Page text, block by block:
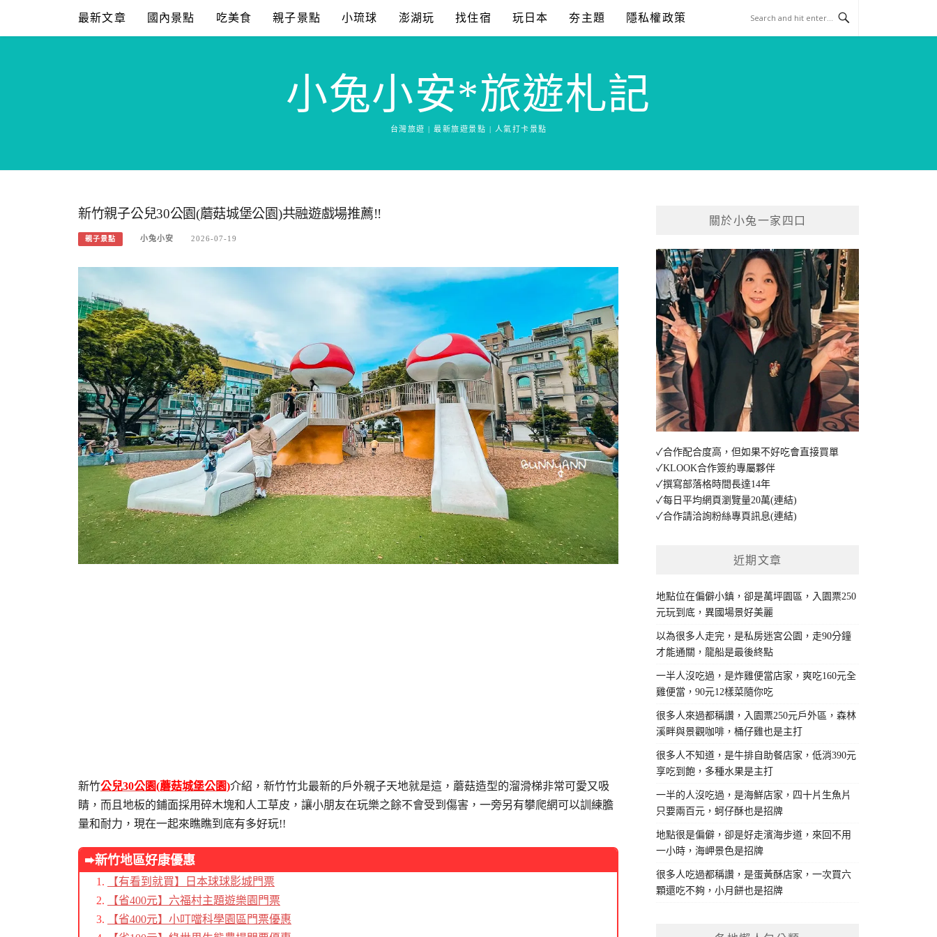
content
最新文章 國內景點 吃美食 親子景點 小琉球 澎湖玩 找住宿 玩日本 夯主題 隱私權政策
小兔小安*旅遊札記
台灣旅遊 | 最新旅遊景點 | 人氣打卡景點
新竹親子公兒30公園(蘑菇城堡公園)共融遊戲場推薦!!
親子景點 小兔小安 2026-07-19
新竹公兒30公園(蘑菇城堡公園)介紹，新竹竹北最新的戶外親子天地就是這，蘑菇造型的溜滑梯非常可愛又吸
睛，而且地板的鋪面採用碎木塊和人工草皮，讓小朋友在玩樂之餘不會受到傷害，一旁另有攀爬網可以訓練膽
量和耐力，現在一起來瞧瞧到底有多好玩!!
➨新竹地區好康優惠
【有看到就買】日本球球影城門票
【省400元】六福村主題遊樂園門票
【省400元】小叮噹科學園區門票優惠
關於小兔一家四口
✓合作配合度高，但如果不好吃會直接買單
✓KLOOK合作簽約專屬夥伴
✓撰寫部落格時間長達14年
✓每日平均網頁瀏覽量20萬(連結)
✓合作請洽詢粉絲專頁訊息(連結)
近期文章
地點位在偏僻小鎮，卻是萬坪園區，入園票250
元玩到底，異國場景好美麗
以為很多人走完，是私房迷宮公園，走90分鐘
才能通關，龍船是最後終點
一半人沒吃過，是炸雞便當店家，爽吃160元全
雞便當，90元12樣菜隨你吃
很多人來過都稱讚，入園票250元戶外區，森林
溪畔與景觀咖啡，桶仔雞也是主打
很多人不知道，是牛排自助餐店家，低消390元
享吃到飽，多種水果是主打
一半的人沒吃過，是海鮮店家，四十片生魚片
只要兩百元，蚵仔酥也是招牌
地點很是偏僻，卻是好走濱海步道，來回不用
一小時，海岬景色是招牌
很多人吃過都稱讚，是蛋黃酥店家，一次買六
顆還吃不夠，小月餅也是招牌